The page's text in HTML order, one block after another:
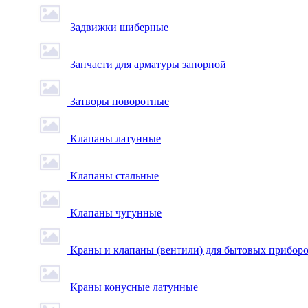
Задвижки шиберные
Запчасти для арматуры запорной
Затворы поворотные
Клапаны латунные
Клапаны стальные
Клапаны чугунные
Краны и клапаны (вентили) для бытовых
Краны конусные латунные